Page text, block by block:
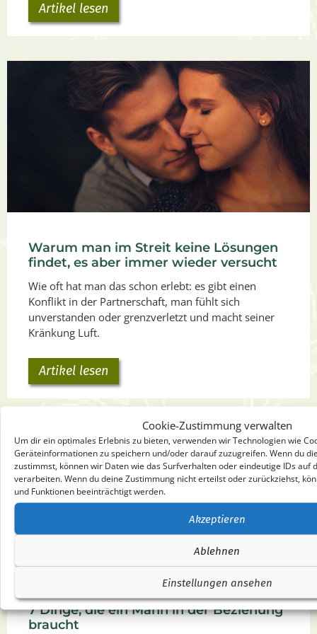
Cookie-Zustimmung verwalten
Um dir ein optimales Erlebnis zu bieten, verwenden wir Technologien wie
Geräteinformationen zu speichern und/oder darauf zuzugreifen. Wenn du
zustimmst, können wir Daten wie das Surfverhalten oder eindeutige IDs auf
verarbeiten. Wenn du deine Zustimmung nicht erteilst oder zurückziehst,
und Funktionen beeinträchtigt werden.
Akzeptieren
Ablehnen
Einstellungen ansehen
Artikel lesen
Warum man im Streit keine Lösungen
findet, es aber immer wieder versucht
Wie oft hat man das schon erlebt: es gibt einen
Konflikt in der Partnerschaft, man fühlt sich
unverstanden oder grenzverletzt und macht seiner
Kränkung Luft.
Artikel lesen
7 Dinge, die ein Mann in der Beziehung
braucht